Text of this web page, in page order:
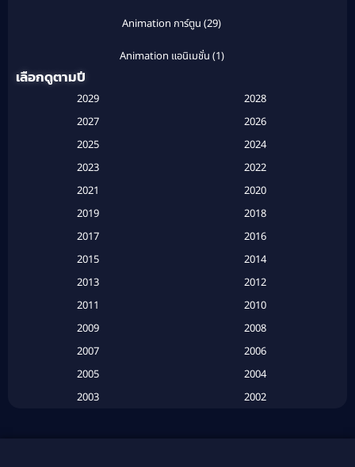
Animation การ์ตูน (29)
Animation แอนิเมชั่น (1)
Based on a True Story สร้างจากเรื่องจริง(2)
Based on a True Story เรื่องจริง (16)
เลือกดูตามปี
2029
2028
2027
2026
2025
2024
2023
2022
2021
2020
2019
2018
2017
2016
2015
2014
2013
2012
2011
2010
2009
2008
2007
2006
2005
2004
2003
2002